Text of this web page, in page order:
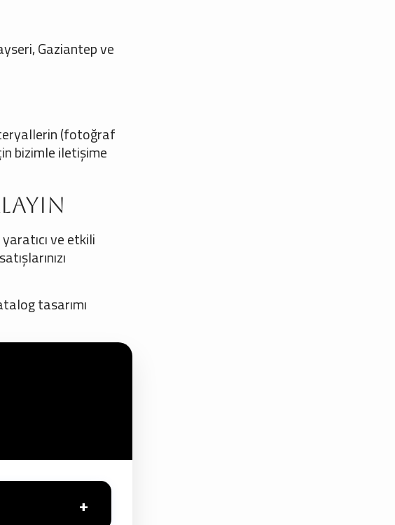
Gaziantep ve
(fotoğraf
bizimle iletişime
ve etkili
tasarımı
+